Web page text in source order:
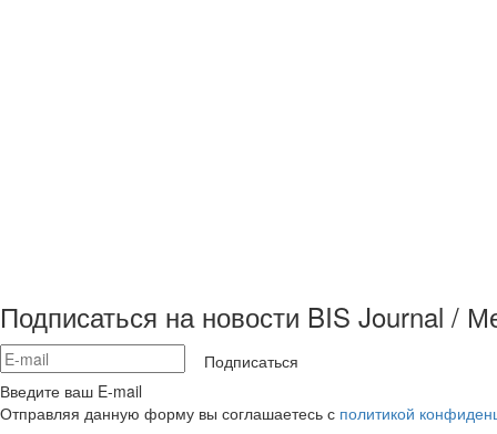
Подписаться на новости BIS Journal /
Подписаться
Введите ваш E-mail
Отправляя данную форму вы соглашаетесь с политикой